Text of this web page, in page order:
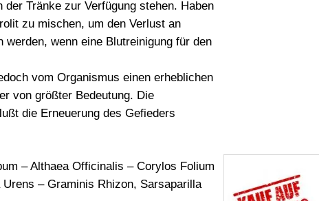
Tränke zur Verfügung stehen. Haben
zu mischen, um den Verlust an
werden, wenn eine Blutreinigung für den
vom Organismus einen erheblichen
von größter Bedeutung. Die
die Erneuerung des Gefieders
– Althaea Officinalis – Corylos Folium
– Graminis Rhizon, Sarsaparilla